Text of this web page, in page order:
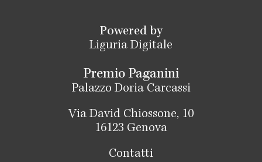
Powered by
Liguria Digitale
Premio Paganini
Palazzo Doria Carcassi
Via David Chiossone, 10
16123 Genova
Contatti